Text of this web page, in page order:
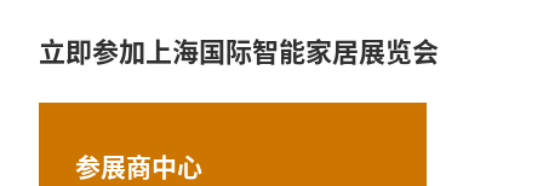
立即参加上海国际智能家居展览会
参展商中心